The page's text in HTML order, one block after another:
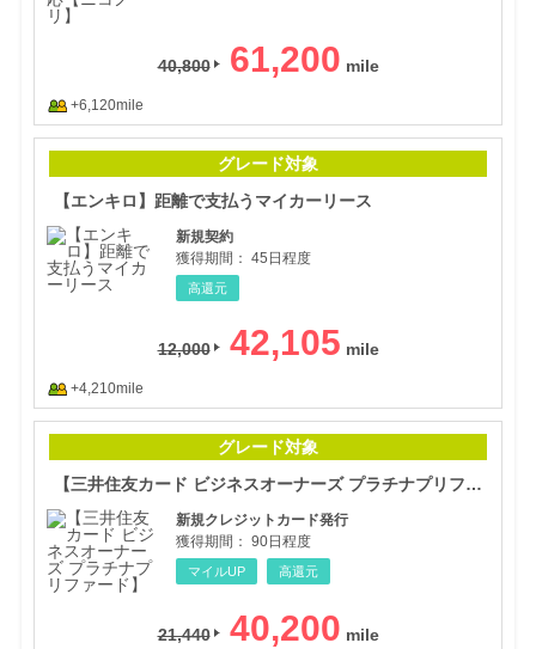
40,800 61,200
+6,120mile
グレード対象
【エンキロ】距離で支払うマイカーリース
新規契約
獲得期間： 45日程度
高還元
12,000 42,105
+4,210mile
グレード対象
【三井住友カード ビジネスオーナーズ プラチナプリファード】
新規クレジットカード発行
獲得期間： 90日程度
マイルUP 高還元
21,440 40,200